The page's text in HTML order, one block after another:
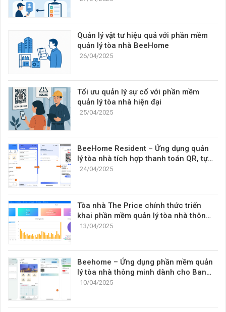
Quản lý vật tư hiệu quả với phần mềm
quản lý tòa nhà BeeHome
26/04/2025
Tối ưu quản lý sự cố với phần mềm
quản lý tòa nhà hiện đại
25/04/2025
BeeHome Resident – Ứng dụng quản
lý tòa nhà tích hợp thanh toán QR, tự
động gạch nợ và chia sẻ tiện lợi
24/04/2025
Tòa nhà The Price chính thức triển
khai phần mềm quản lý tòa nhà thông
minh BeeHome
13/04/2025
Beehome – Ứng dụng phần mềm quản
lý tòa nhà thông minh dành cho Ban
quản lý
10/04/2025